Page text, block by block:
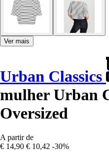
Ver mais
Urban Classics
mulher Urban
Oversized
A partir de
€ 14,90 € 10,42 -30%